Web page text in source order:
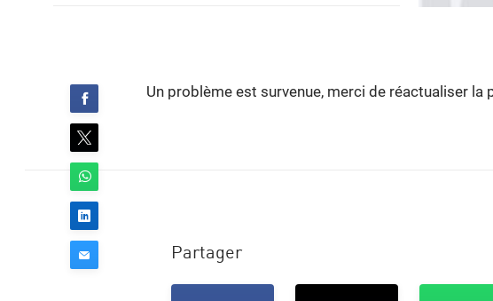
Un problème est survenue, merci de réactualiser la
Partager